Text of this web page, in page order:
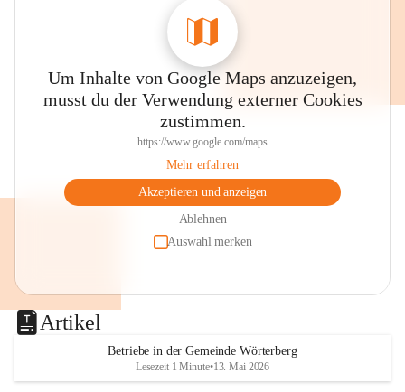
Um Inhalte von Google Maps anzuzeigen,
musst du der Verwendung externer Cookies
zustimmen.
https://www.google.com/maps
Mehr erfahren
Akzeptieren und anzeigen
Ablehnen
Auswahl merken
Artikel
Betriebe in der Gemeinde Wörterberg
Lesezeit 1 Minute•13. Mai 2026